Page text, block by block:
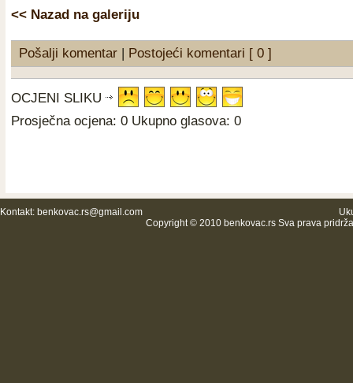
<< Nazad na galeriju
Pošalji komentar Postojeći komentari [ 0 ]
OCJENI SLIKU
Prosječna ocjena: 0 Ukupno glasova: 0
Kontakt: benkovac.rs@gmail.com
Copyright © 2010 benkovac.rs Sva prava